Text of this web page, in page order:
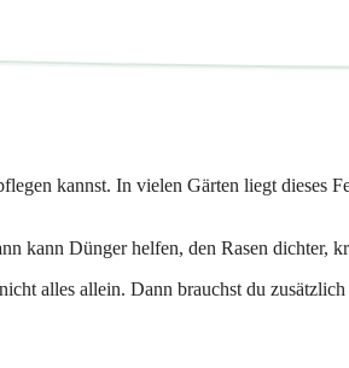
kannst. In vielen Gärten liegt
kann Dünger helfen, den Rasen dichter,
alles allein. Dann brauchst du